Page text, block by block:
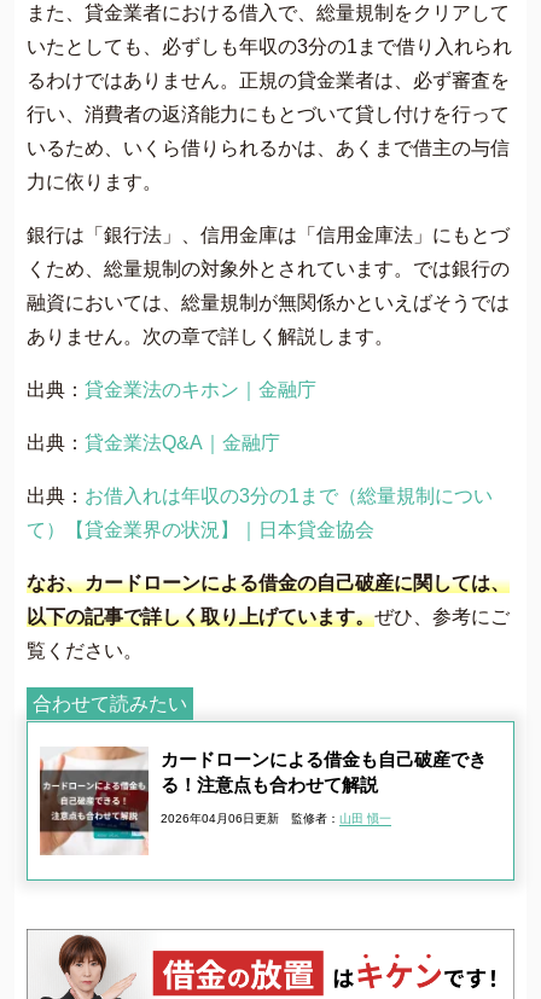
また、貸金業者における借入で、総量規制をクリアして
いたとしても、必ずしも年収の3分の1まで借り入れられ
るわけではありません。正規の貸金業者は、必ず審査を
行い、消費者の返済能力にもとづいて貸し付けを行って
いるため、いくら借りられるかは、あくまで借主の与信
力に依ります​​。
銀行は「銀行法」、信用金庫は「信用金庫法」にもとづ
くため、総量規制の対象外とされています。では銀行の
融資においては、総量規制が無関係かといえばそうでは
ありません。次の章で詳しく解説します。
出典： 貸金業法のキホン｜金融庁
出典： 貸金業法Q&A｜金融庁
出典： お借入れは年収の3分の1まで（総量規制につい
て）【貸金業界の状況】｜日本貸金協会
なお、カードローンによる借金の自己破産に関しては、
以下の記事で詳しく取り上げています。ぜひ、参考にご
覧ください。
合わせて読みたい
カードローンによる借金も自己破産でき
る！注意点も合わせて解説
2026年04月06日更新 監修者： 山田 愼一